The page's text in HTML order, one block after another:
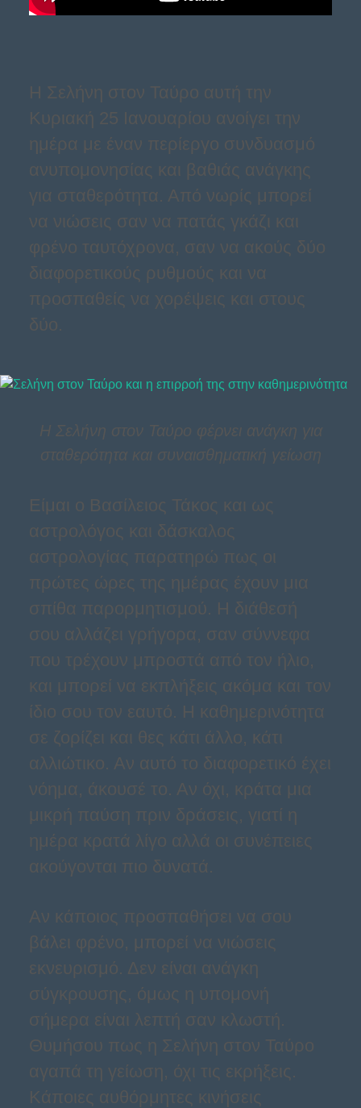
Η Σελήνη στον Ταύρο αυτή την
Κυριακή 25 Ιανουαρίου ανοίγει την
ημέρα με έναν περίεργο συνδυασμό
ανυπομονησίας και βαθιάς ανάγκης
για σταθερότητα. Από νωρίς μπορεί
να νιώσεις σαν να πατάς γκάζι και
φρένο ταυτόχρονα, σαν να ακούς δύο
διαφορετικούς ρυθμούς και να
προσπαθείς να χορέψεις και στους
δύο.
Η Σελήνη στον Ταύρο φέρνει ανάγκη για
σταθερότητα και συναισθηματική γείωση
Είμαι ο Βασίλειος Τάκος και ως
αστρολόγος και δάσκαλος
αστρολογίας παρατηρώ πως οι
πρώτες ώρες της ημέρας έχουν μια
σπίθα παρορμητισμού. Η διάθεσή
σου αλλάζει γρήγορα, σαν σύννεφα
που τρέχουν μπροστά από τον ήλιο,
και μπορεί να εκπλήξεις ακόμα και τον
ίδιο σου τον εαυτό. Η καθημερινότητα
σε ζορίζει και θες κάτι άλλο, κάτι
αλλιώτικο. Αν αυτό το διαφορετικό έχει
νόημα, άκουσέ το. Αν όχι, κράτα μια
μικρή παύση πριν δράσεις, γιατί η
ημέρα κρατά λίγο αλλά οι συνέπειες
ακούγονται πιο δυνατά.
Αν κάποιος προσπαθήσει να σου
βάλει φρένο, μπορεί να νιώσεις
εκνευρισμό. Δεν είναι ανάγκη
σύγκρουσης, όμως η υπομονή
σήμερα είναι λεπτή σαν κλωστή.
Θυμήσου πως η Σελήνη στον Ταύρο
αγαπά τη γείωση, όχι τις εκρήξεις.
Κάποιες αυθόρμητες κινήσεις